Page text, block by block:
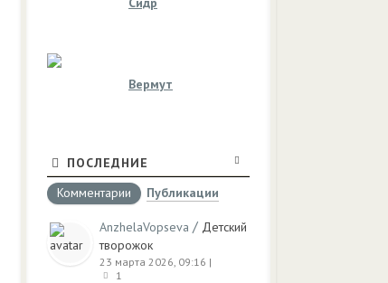
Вермут
ПОСЛЕДНИЕ
Комментарии
Публикации
AnzhelaVopseva / Детский
творожок
23 марта 2026, 09:16 |
1